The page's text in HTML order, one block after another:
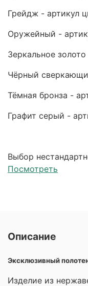
Грейдж - артикул
Оружейный -
Зеркальное
Чёрный
Тёмная бронза -
Графит серый -
Выбор
Посмотреть
Описание
Эксклюзивный
Изделие из